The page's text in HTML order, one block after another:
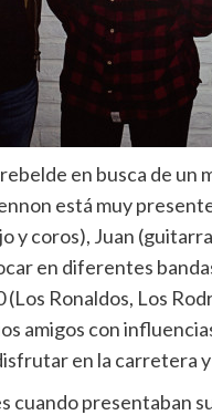
en busca de un
está muy
y coros), Juan
en diferentes
(Los Ronaldos, Los
amigos con
en la carretera
cuando presentaban